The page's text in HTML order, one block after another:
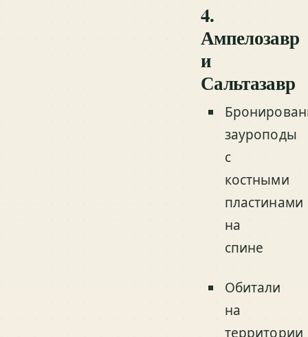
4.
Ампелозавр
и
Сальтазавр
зауроподы
с
костными
пластинами
на
спине
Обитали
на
территории